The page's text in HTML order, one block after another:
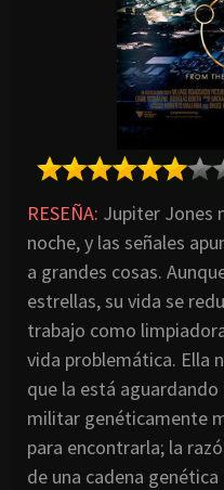
RESEÑA: Jupiter Jones
noche, y las señales
a grandes cosas.
estrellas, su vida se
trabajo como
vida problemática. Ella
que la está aguardando
militar genéticamente
para encontrarla; la
de una cadena